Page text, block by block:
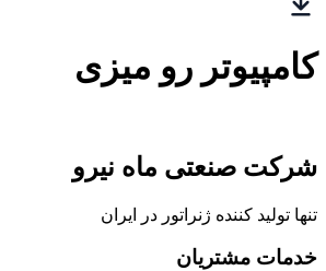
کامپیوتر رو میزی
شرکت صنعتی ماه نیرو
تنها تولید کننده ژنراتور در ایران
خدمات مشتریان